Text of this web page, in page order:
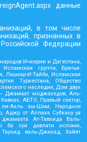
данные
в том числе
признанных в
Федерации
Ичкерии и Дагестана,
группа, Братья-
Лашкар-И-Тайба, Исламская
Туркестана, Общество
наследия, Дом двух
Джамаат моджахедов, Аль-
АБТО, Правый сектор,
ли-Ахль аш-Шам, Народное
Аджр от Аллаха Субхану уа
Ат-Тавхида Валь-
ба суи давлати исломи,
Таухид валь-Джихад, Хайят